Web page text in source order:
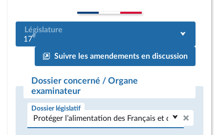
Législature
17e
Suivre les amendements en discussion
Dossier concerné / Organe
examinateur
Dossier législatif